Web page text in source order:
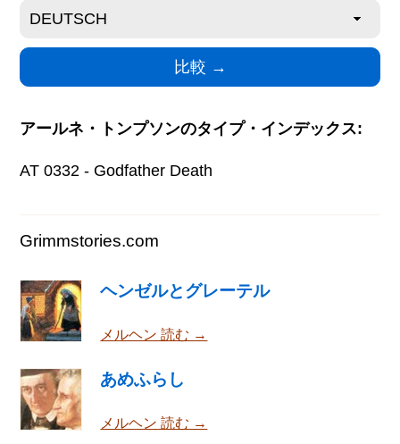
アールネ・トンプソンのタイプ・インデックス:
AT 0332 - Godfather Death
Grimmstories.com
ヘンゼルとグレーテル
メルヘン 読む →
あめふらし
メルヘン 読む →